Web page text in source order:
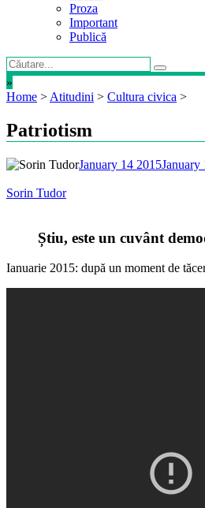
Proza
Important
Publică
»
Home > Atitudini > Cultura civica >
Patriotism
January 14 2015January
Sorin Tudor
Știu, este un cuvânt
Ianuarie 2015: după un moment de